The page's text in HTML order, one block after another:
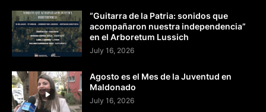
“Guitarra de la Patria: sonidos que
acompañaron nuestra independencia”
en el Arboretum Lussich
July 16, 2026
Agosto es el Mes de la Juventud en
Maldonado
July 16, 2026